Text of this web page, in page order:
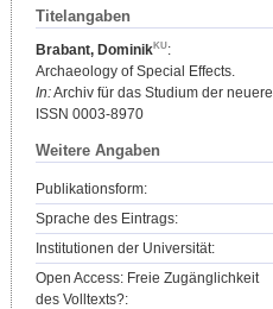
Titelangaben
Brabant, Dominik
:
Archaeology of Special Effects.
In:Archiv für das Studium der
ISSN 0003-8970
Weitere Angaben
Publikationsform:
Sprache des Eintrags:
Institutionen der Universität:
Open Access: Freie Zugänglichkeit
des Volltexts?: